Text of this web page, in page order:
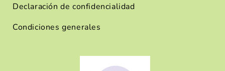
Declaración de confidencialidad
Condiciones generales